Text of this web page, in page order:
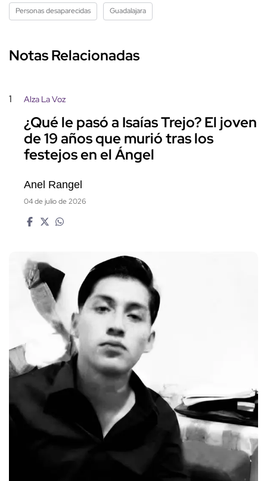
Personas desaparecidas Guadalajara
Notas Relacionadas
1 Alza La Voz
¿Qué le pasó a Isaías Trejo? El joven
de 19 años que murió tras los
festejos en el Ángel
Anel Rangel
04 de julio de 2026